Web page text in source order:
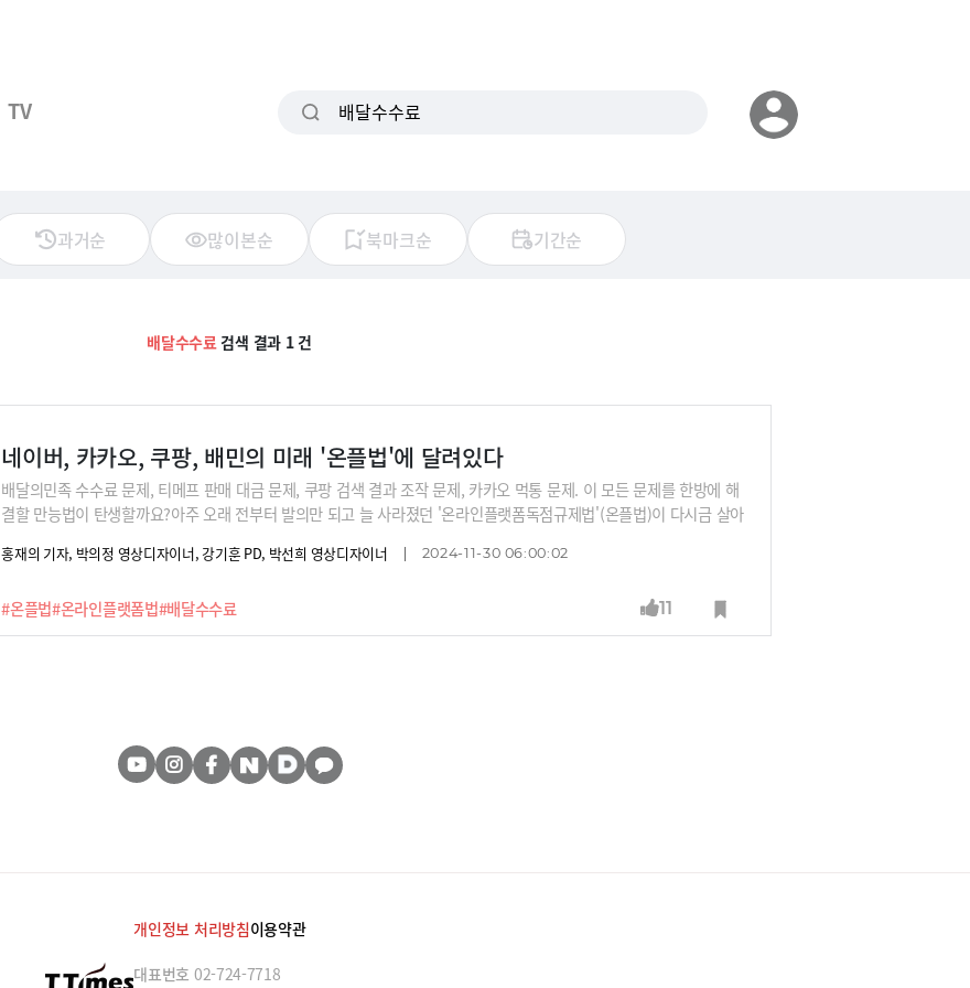
TV
과거순 많이본순 북마크순 기간순
배달수수료검색 결과 1 건
네이버, 카카오, 쿠팡, 배민의 미래 '온플법'에 달려있다
#온플법#온라인플랫폼법#배달수수료
배달의민족 수수료 문제, 티메프 판매 대금 문제, 쿠팡 검색 결과 조작 문제, 카카오 먹통 문제. 이 모든 문제를 한방에 해
결할 만능법이 탄생할까요?아주 오래 전부터 발의만 되고 늘 사라졌던 '온라인플랫폼독점규제법'(온플법)이 다시금 살아
각을 지시할 것이라는 소식이 들려옵니다.그런데 말입니다. 정말 이 모든 문제를 법 한 방에 해결할 수 있을까요? 이에 따
홍재의 기자, 박의정 영상디자이너, 강기훈 PD, 박선희 영상디자이너 2024-11-30 06:00:02
11
개인정보 처리방침이용약관
대표번호 02-724-7718